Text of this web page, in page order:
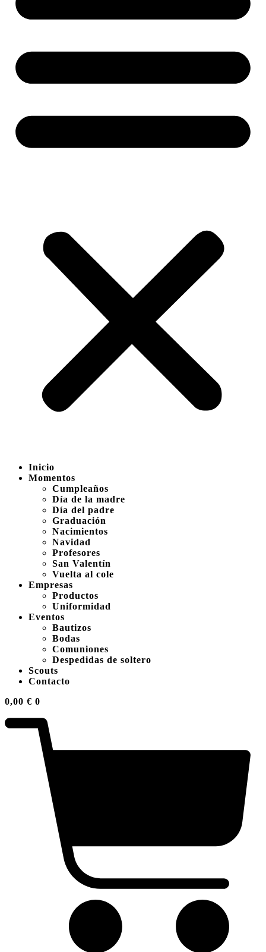
Inicio
Momentos
Cumpleaños
Día de la madre
Día del padre
Graduación
Nacimientos
Navidad
Profesores
San Valentín
Vuelta al cole
Empresas
Productos
Uniformidad
Eventos
Bautizos
Bodas
Comuniones
Despedidas de soltero
Scouts
Contacto
0,00 € 0